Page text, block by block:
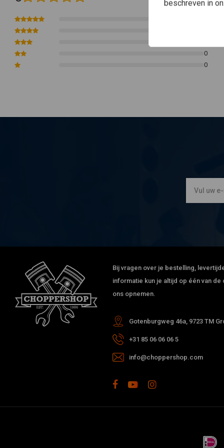
128mm hoog
81mm terugtrekking
0
0
Bij vragen over je bestelling,
informatie kun je altijd op één van
ons opnemen.
Gotenburgweg 46a, 9723 TM
+31 85 06 06 06 5
info@choppershop.com
beschreven in